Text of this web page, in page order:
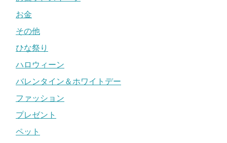
お金
その他
ひな祭り
ハロウィーン
バレンタイン＆ホワイトデー
ファッション
プレゼント
ペット